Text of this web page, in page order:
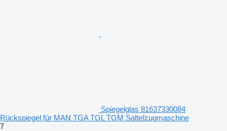
Spiegelglas 81637330084
Rückspiegel für MAN TGA TGL TGM Sattelzugmaschine
7